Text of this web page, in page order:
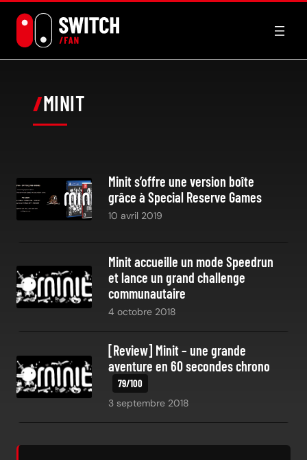
contenu
MINIT
Minit s’offre une version boîte
grâce à Special Reserve Games
10 avril 2019
Minit accueille un mode Speedrun
et lance un grand challenge
communautaire
4 octobre 2018
[Review] Minit – une grande
aventure en 60 secondes chrono
3 septembre 2018